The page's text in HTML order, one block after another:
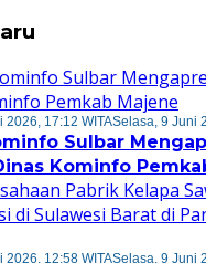
2026, 17:12 WITASelasa, 9 Juni
Sulbar
Kominfo
2026, 12:58 WITASelasa, 9 Juni